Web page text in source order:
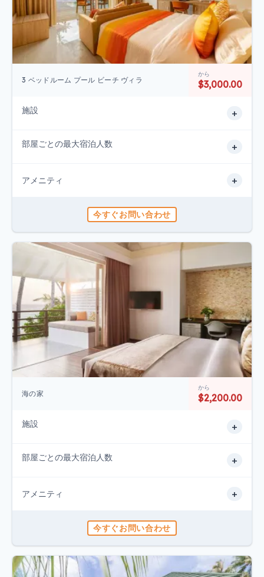
3 ベッドルーム プール ビーチ ヴィラ
から
$3,000.00
施設 +
部屋ごとの最大宿泊人数 +
アメニティ +
今すぐお問い合わせ
海の家
から
$2,200.00
施設 +
部屋ごとの最大宿泊人数 +
アメニティ +
今すぐお問い合わせ